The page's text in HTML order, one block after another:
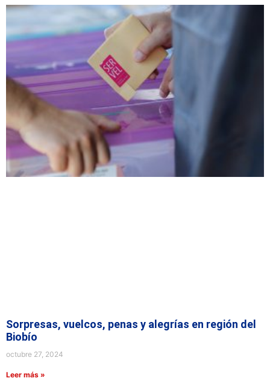
Sorpresas, vuelcos, penas y alegrías en región del
Biobío
octubre 27, 2024
Leer más »